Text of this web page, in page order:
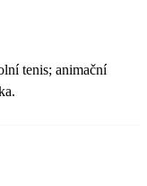
tenis; animační